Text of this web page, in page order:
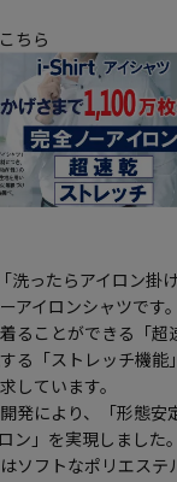
ちら
ったらアイロン掛
アイロンシャツです。
ることができる「超
る「ストレッチ機能
しています。
発により、「形態安
ン」を実現しました。
ソフトなポリエステ